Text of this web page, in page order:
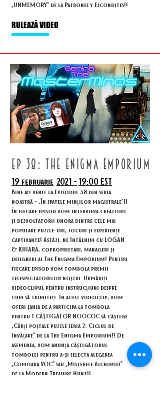
„UNMEMORY” de la Patrones y Escondites!!
RULEAZĂ VIDEO
ep 38: the enigma emporium
19 februarie 2021 - 19:00 EST
Bine ați venit la Episodul 38 din seria
noastră - „În spatele minților magistrale”!!
În fiecare episod vom intervieva creatorii
și dezvoltatorii unora dintre cele mai
populare puzzle-uri, jocuri și experiențe
captivante! Astăzi, ne întâlnim cu LOGAN
& KHIARA, coproprietari, manageri și
designeri ai The Enigma Emporium! Pentru
fiecare episod vom tombola premii
telespectatorilor noștri. Urmăriți
videoclipul pentru instrucțiuni despre
cum să trimiteți. În acest videoclip, vom
oferi șansa de a participa la tombola
pentru 1 CÂȘTIGĂTOR NOOCOC să câștige
„Cărți poștale puzzle seria 2: Ciclul de
învățare” de la The Enigma Emporium!! De
asemenea, vom anunța câștigătorul
tombolei pentru a-și selecta alegerea
„Comoara VOC” sau „Misterele Alchimiei”
de la Modern Treasure Hunt!!